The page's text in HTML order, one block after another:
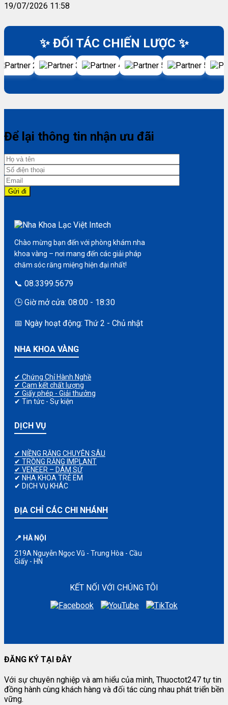
19/07/2026 11:58
✨ ĐỐI TÁC CHIẾN LƯỢC ✨
Để lại thông tin nhận ưu đãi
Chào mừng bạn đến với phòng khám nha
khoa vàng – nơi mang đến các giải pháp
chăm sóc răng miệng hiện đại nhất!
📞 08.3399.5679
🕒 Giờ mở cửa: 08:00 - 18:30
📅 Ngày hoạt động: Thứ 2 - Chủ nhật
NHA KHOA VÀNG
✔ Chứng Chỉ Hành Nghề
✔ Cam kết chất lượng
✔ Giấy phép - Giải thưởng
✔ Tin tức - Sự kiện
DỊCH VỤ
✔ NIỀNG RĂNG CHUYÊN SÂU
✔ TRỒNG RĂNG IMPLANT
✔ VENEER – DÁM SỨ
✔ NHA KHOA TRẺ EM
✔ DỊCH VỤ KHÁC
ĐỊA CHỈ CÁC CHI NHÁNH
📍 HÀ NỘI
219A Nguyễn Ngọc Vũ - Trung Hòa - Cầu
Giấy - HN
KẾT NỐI VỚI CHÚNG TÔI
ĐĂNG KÝ TẠI ĐÂY
Với sự chuyên nghiệp và am hiểu của mình, Thuoctot247 tự tin
đồng hành cùng khách hàng và đối tác cùng nhau phát triển bền
vững.